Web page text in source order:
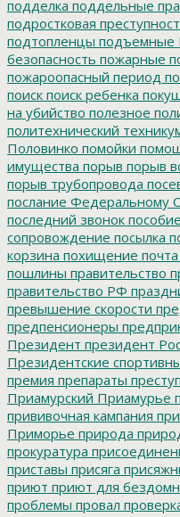
подделка поддельные
подростковая
подтопленцы подъемные
безопасность пожарные
пожароопасный период
поиск поиск ребенка
на убийство полезное
политехнический
Половинко помойки
имущества порыв порыв
порыв трубопровода
послание Федеральному
последний звонок пособие
сопровождение посылка
корзина похищение почта
пошлины правительство
правительство РФ
превышение скорости
предпенсионеры
Президент президент
Президентские
премия препараты
Приамурский Приамурье
прививочная кампания
Приморье природа
прокуратура
приставы присяга
приют приют для
проблемы провал